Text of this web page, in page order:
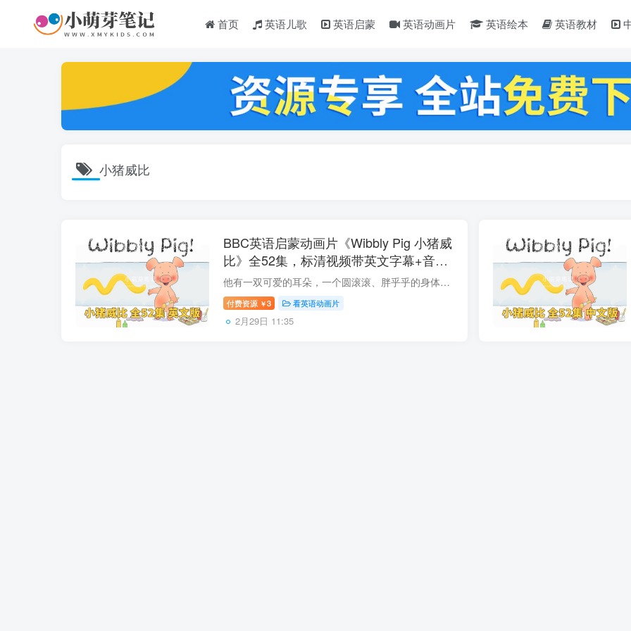
首页 英语儿歌 英语启蒙 英语动画片 英语绘本 英语教材
小猪威比
BBC英语启蒙动画片《Wibbly Pig 小猪威
比》全52集，标清视频带英文字幕+音频
MP3，百度云网盘下载！
他有一双可爱的耳朵，一个圆滚滚、胖乎乎的身体，还有一只可爱的大鼻子~他是一个充满天真幻想的善良的好宝宝，他的名字叫做小猪威比(Wibbly Pig)。 小猪威比来自英国BBC的原版动画片Wibbly Pig...
付费资源 ￥3 看英语动画片
2月29日 11:35